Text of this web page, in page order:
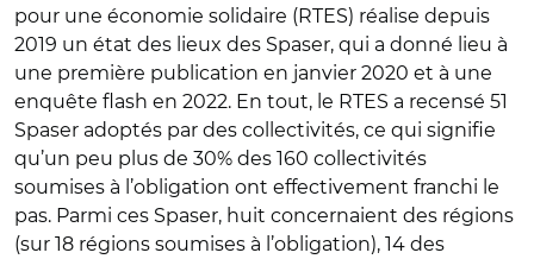
pour une économie solidaire (RTES) réalise depuis
2019 un état des lieux des Spaser, qui a donné lieu à
une première publication en janvier 2020 et à une
enquête flash en 2022. En tout, le RTES a recensé 51
Spaser adoptés par des collectivités, ce qui signifie
qu’un peu plus de 30% des 160 collectivités
soumises à l’obligation ont effectivement franchi le
pas. Parmi ces Spaser, huit concernaient des régions
(sur 18 régions soumises à l’obligation), 14 des